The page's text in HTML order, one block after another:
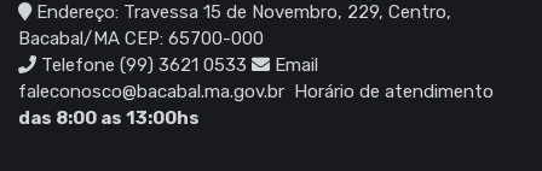
Endereço: Travessa 15 de Novembro, 229, Centro,
Bacabal/MA CEP: 65700-000
Telefone (99) 3621 0533
Email
faleconosco@bacabal.ma.gov.br
Horário de atendimento
das 8:00 as 13:00hs